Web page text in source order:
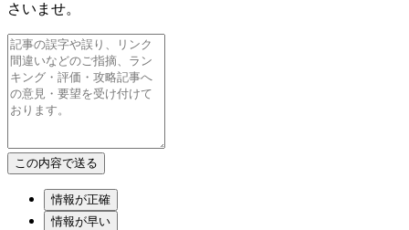
さいませ。
情報が正確
情報が早い